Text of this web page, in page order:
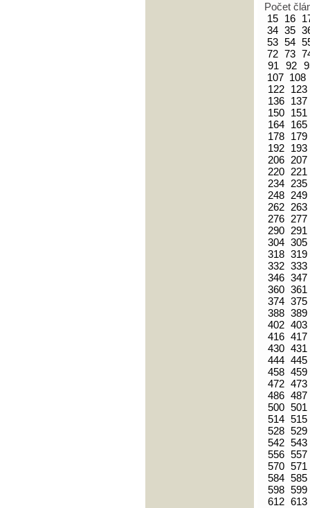
Počet
15 16
34 35
53 54
72 73
91
92
107 108
122
123
136
137
150
151
164
165
178
179
192
193
206 207
220
221
234
235
248
249
262
263
276
277
290
291
304 305
318 319
332 333
346 347
360 361
374 375
388 389
402 403
416 417
430 431
444 445
458 459
472 473
486 487
500 501
514 515
528 529
542 543
556 557
570 571
584 585
598 599
612 613